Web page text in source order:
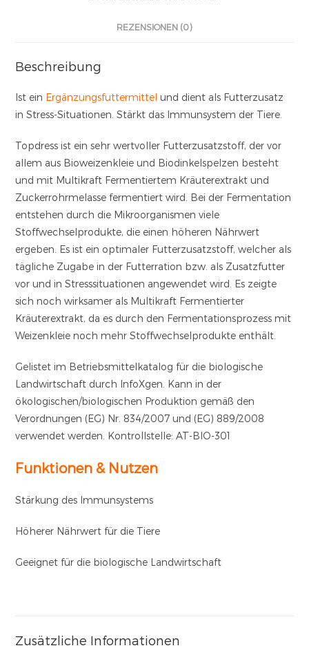
REZENSIONEN (0)
Beschreibung
Ist ein Ergänzungsfuttermittel und dient als Futterzusatz
in Stress-Situationen. Stärkt das Immunsystem der Tiere.
Topdress ist ein sehr wertvoller Futterzusatzstoff, der vor
allem aus Bioweizenkleie und Biodinkelspelzen besteht
und mit Multikraft Fermentiertem Kräuterextrakt und
Zuckerrohrmelasse fermentiert wird. Bei der Fermentation
entstehen durch die Mikroorganismen viele
Stoffwechselprodukte, die einen höheren Nährwert
ergeben. Es ist ein optimaler Futterzusatzstoff, welcher als
tägliche Zugabe in der Futterration bzw. als Zusatzfutter
vor und in Stresssituationen angewendet wird. Es zeigte
sich noch wirksamer als Multikraft Fermentierter
Kräuterextrakt, da es durch den Fermentationsprozess mit
Weizenkleie noch mehr Stoffwechselprodukte enthält.
Gelistet im Betriebsmittelkatalog für die biologische
Landwirtschaft durch InfoXgen. Kann in der
ökologischen/biologischen Produktion gemäß den
Verordnungen (EG) Nr. 834/2007 und (EG) 889/2008
verwendet werden. Kontrollstelle: AT-BIO-301
Funktionen & Nutzen
Stärkung des Immunsystems
Höherer Nährwert für die Tiere
Geeignet für die biologische Landwirtschaft
Zusätzliche Informationen